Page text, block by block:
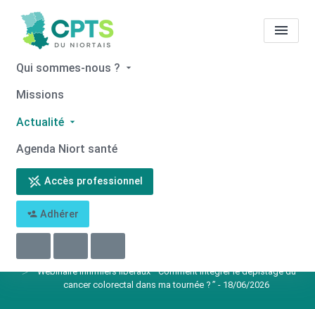
Qui sommes-nous ?
Missions
Actualité
Agenda Niort santé
Accès professionnel
Adhérer
Notre actualité
Infirmiers libéraux “
Comment intégrer le
dépistage du cancer
colorectal dans ma tournée ?
” - 18/06/2026
Accueil Notre actualité
Webinaire Infirmiers libéraux “ Comment intégrer le dépistage du
cancer colorectal dans ma tournée ? ” - 18/06/2026